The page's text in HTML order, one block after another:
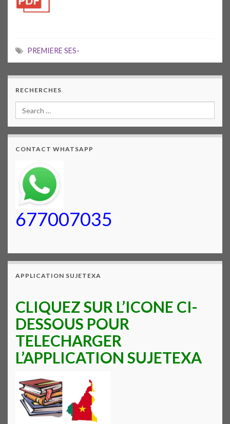
PREMIERE SES-
RECHERCHES
CONTACT WHATSAPP
677007035
APPLICATION SUJETEXA
CLIQUEZ SUR L’ICONE CI-
DESSOUS POUR
TELECHARGER
L’APPLICATION SUJETEXA